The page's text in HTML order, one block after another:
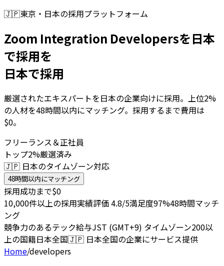
🇯🇵東京・日本の採用プラットフォーム
Zoom Integration Developersを日本
で採用を
日本で採用
厳選されたエキスパートを日本の企業向けに採用。上位2%
の人材を48時間以内にマッチング。採用するまで費用は
$0。
フリーランス＆正社員
トップ2%厳選済み
🇯🇵 日本のタイムゾーン対応
48時間以内にマッチング
採用成功まで$0
10,000件以上の採用実績評価 4.8/5満足度97%48時間マッチ
ング
競争力のあるテック給与JST (GMT+9) タイムゾーン200以
上の国籍日本全国🇯🇵 日本全国の企業にサービス提供
Home/developers